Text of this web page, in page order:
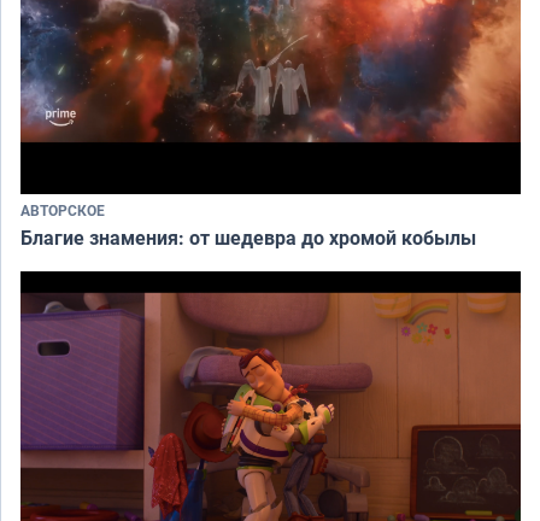
АВТОРСКОЕ
Благие знамения: от шедевра до хромой кобылы